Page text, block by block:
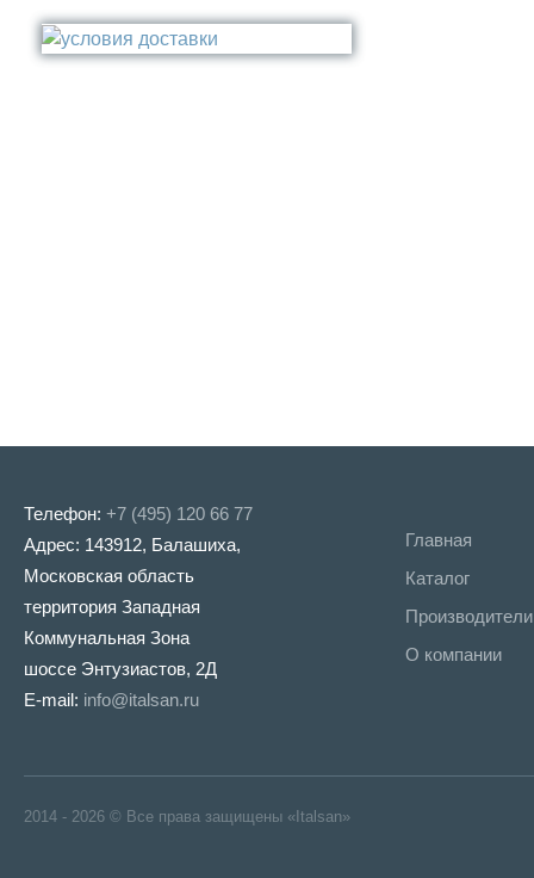
Стакан
Туалетный ёрш
Медь
Никель
Телефон: +7 (495) 120 66 77
Адрес: 143912, Балашиха,
Московская область
территория Западная
Коммунальная Зона
шоссе Энтузиастов, 2Д
E-mail: info@italsan.ru
Главная
Каталог
Производители
О компании
2014 - 2026 © Все права защищены «Italsan»